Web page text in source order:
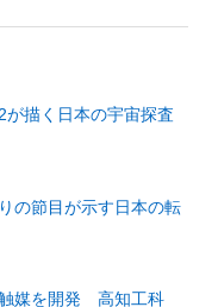
描く日本の宇宙探査
の節目が示す日本の転
媒を開発 高知工科